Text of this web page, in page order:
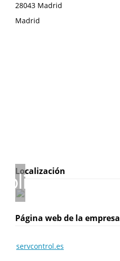
28043 Madrid
Madrid
Localización
Página web de la empresa
servcontrol.es